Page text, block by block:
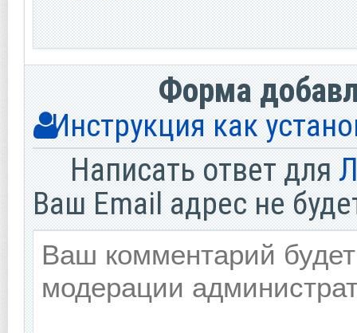
Форма
Инструкция как
Написать ответ для
Ваш Email адрес не